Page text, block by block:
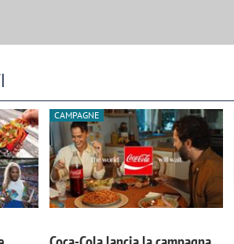
CAMPAGNE